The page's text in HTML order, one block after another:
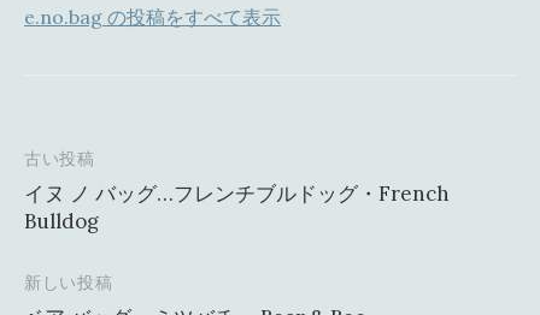
e.no.bag の投稿をすべて表示
投
稿
ビ
古い投稿
イヌ ノ バッグ…フレンチブルドッグ・French
Bulldog
新しい投稿